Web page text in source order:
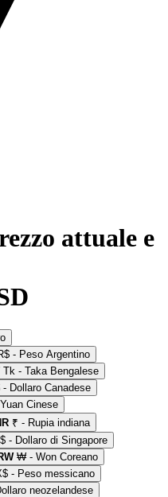
attuale e
- Peso Argentino
Tk - Taka Bengalese
- Dollaro Canadese
Cinese
₹ - Rupia indiana
- Dollaro di Singapore
₩ - Won Coreano
- Peso messicano
neozelandese